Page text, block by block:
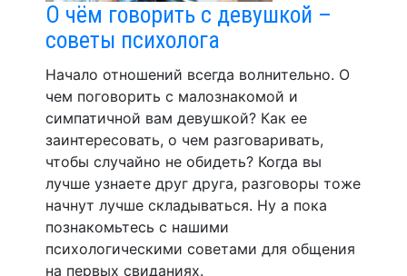
О чём говорить с девушкой –
советы психолога
Начало отношений всегда волнительно. О
чем поговорить с малознакомой и
симпатичной вам девушкой? Как ее
заинтересовать, о чем разговаривать,
чтобы случайно не обидеть? Когда вы
лучше узнаете друг друга, разговоры тоже
начнут лучше складываться. Ну а пока
познакомьтесь с нашими
психологическими советами для общения
на первых свиданиях.